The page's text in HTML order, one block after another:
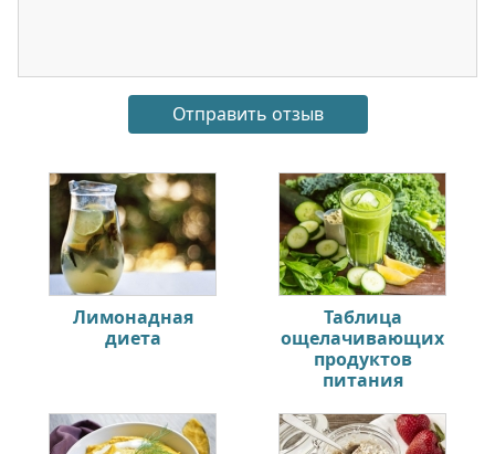
Лимонадная
диета
Таблица
ощелачивающих
продуктов
питания